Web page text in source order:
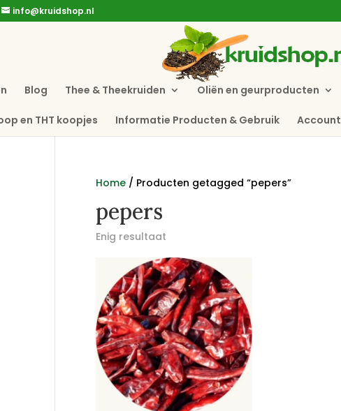
info@kruidshop.nl
Blog Thee & Theekruiden Oliën en geurproducten
en THT koopjes Informatie Producten & Gebruik Account
Home/ Producten getagged “pepers”
pepers
Enig resultaat